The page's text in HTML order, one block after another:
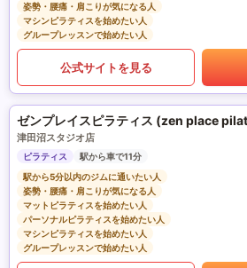
姿勢・腰痛・肩こりが気になる人
マシンピラティスを始めたい人
グループレッスンで始めたい人
公式サイトを見る
ゼンプレイスピラティス (zen place
津田沼スタジオ店
ピラティス
駅から車で11分
駅から5分以内のジムに通いたい人
姿勢・腰痛・肩こりが気になる人
マットピラティスを始めたい人
パーソナルピラティスを始めたい人
マシンピラティスを始めたい人
グループレッスンで始めたい人